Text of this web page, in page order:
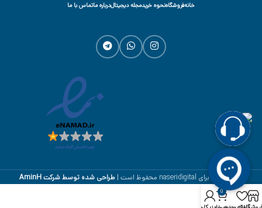
خانهفروشگاهنحوه خریدمجله دیجیتالدرباره ماتماس با ما
تمام حقوق برای naseridigital محفوظ است | طراحی شده توسط شرکتAminH
0